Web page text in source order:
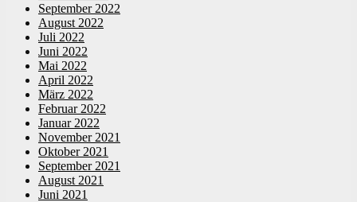
September 2022
August 2022
Juli 2022
Juni 2022
Mai 2022
April 2022
März 2022
Februar 2022
Januar 2022
November 2021
Oktober 2021
September 2021
August 2021
Juni 2021